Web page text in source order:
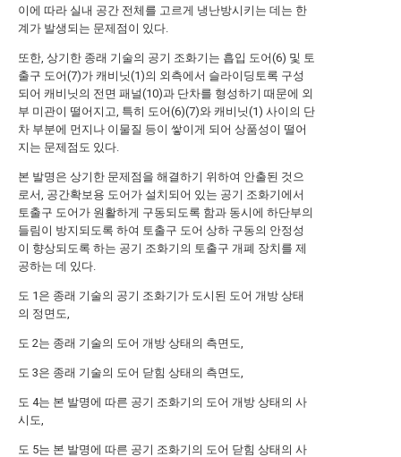
이에 따라 실내 공간 전체를 고르게 냉난방시키는 데는 한
계가 발생되는 문제점이 있다.
또한, 상기한 종래 기술의 공기 조화기는 흡입 도어(6) 및 토
출구 도어(7)가 캐비닛(1)의 외측에서 슬라이딩토록 구성
되어 캐비닛의 전면 패널(10)과 단차를 형성하기 때문에 외
부 미관이 떨어지고, 특히 도어(6)(7)와 캐비닛(1) 사이의 단
차 부분에 먼지나 이물질 등이 쌓이게 되어 상품성이 떨어
지는 문제점도 있다.
본 발명은 상기한 문제점을 해결하기 위하여 안출된 것으
로서, 공간확보용 도어가 설치되어 있는 공기 조화기에서
토출구 도어가 원활하게 구동되도록 함과 동시에 하단부의
들림이 방지되도록 하여 토출구 도어 상하 구동의 안정성
이 향상되도록 하는 공기 조화기의 토출구 개폐 장치를 제
공하는 데 있다.
도 1은 종래 기술의 공기 조화기가 도시된 도어 개방 상태
의 정면도,
도 2는 종래 기술의 도어 개방 상태의 측면도,
도 3은 종래 기술의 도어 닫힘 상태의 측면도,
도 4는 본 발명에 따른 공기 조화기의 도어 개방 상태의 사
시도,
도 5는 본 발명에 따른 공기 조화기의 도어 닫힘 상태의 사